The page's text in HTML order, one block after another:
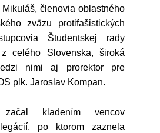
členovia oblastného
zväzu protifašistických
Študentskej rady
celého Slovenska, široká
nimi aj prorektor pre
plk. Jaroslav Kompan.
kladením vencov
po ktorom zaznela